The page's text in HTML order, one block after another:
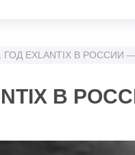
ГОД EXLANTIX В
В